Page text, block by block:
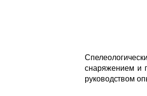
снаряжением и
руководством